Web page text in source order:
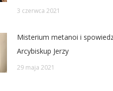
3 czerwca 2021
Misterium metanoi i
Arcybiskup Jerzy
29 maja 2021